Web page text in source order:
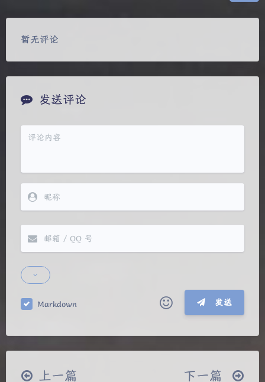
豆
暂无评论
发送评论
Markdown 发送
|´・ω・)ノ ヾ(≧∇≦*)ゝ
(☆ω☆)
∠( ᐛ 」∠)＿
上一篇 下一篇